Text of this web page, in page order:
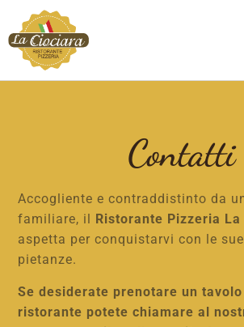
Contatti
Accogliente e contraddistinto da
familiare, il
Ristorante Pizzeria La
aspetta per conquistarvi con le
pietanze.
Se desiderate prenotare un
ristorante potete chiamare al